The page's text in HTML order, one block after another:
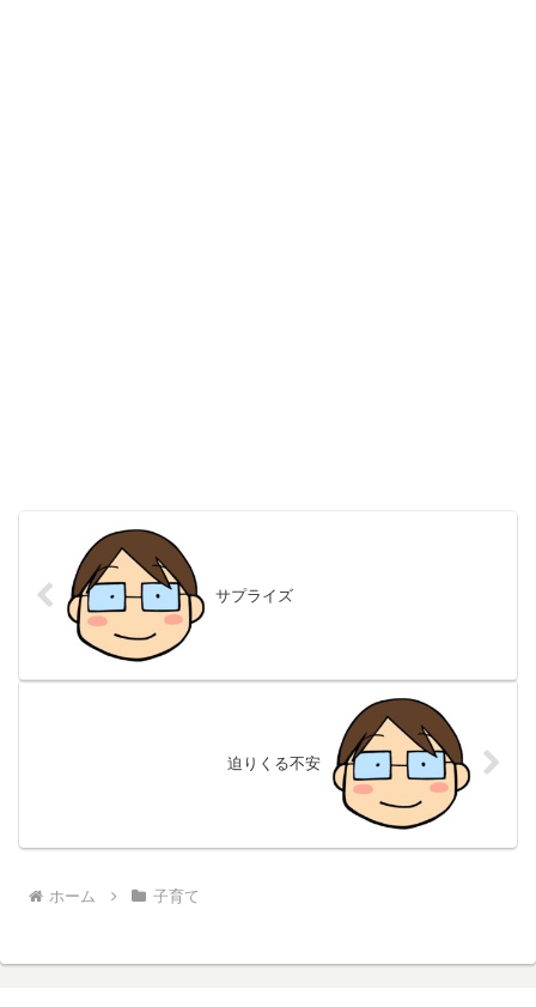
サプライズ
迫りくる不安
ホーム 子育て